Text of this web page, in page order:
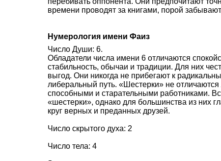
времени проводят за книгами, порой
Нумерология имени Фаиз
Число Души: 6.
Обладатели числа имени 6 отличаются
стабильность, обычаи и традиции. Для них
выгод. Они никогда не прибегают к
либеральный путь. «Шестерки» не
способными и старательными работниками.
«шестерки», однако для большинства из них
круг верных и преданных друзей.
Число скрытого духа: 2
Число тела: 4